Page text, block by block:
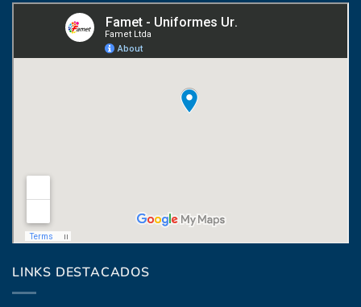
Coronel Raíz 1322, esq. Máximo Santos
LINKS DESTACADOS